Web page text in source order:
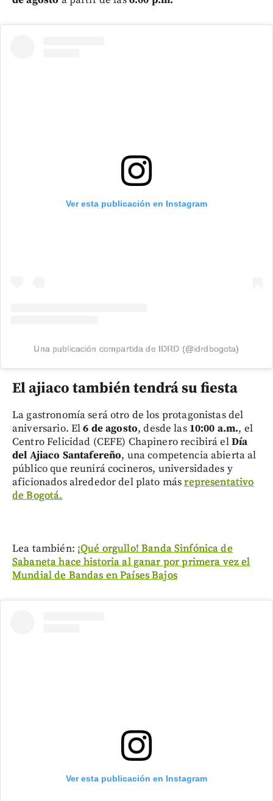
Ver esta publicación en Instagram
Una publicación compartida de IDRD (@idrdbogota)
El ajiaco también tendrá su fiesta
La gastronomía será otro de los protagonistas del
aniversario. El6 de agosto, desde las 10:00 a.m., el
Centro Felicidad (CEFE) Chapinero recibirá elDía
del Ajiaco Santafereño, una competencia abierta al
público que reunirá cocineros, universidades y
aficionados alrededor del plato másrepresentativo
de Bogotá.
Lea también: ¡Qué orgullo! Banda Sinfónica de
Sabaneta hace historia al ganar por primera vez el
Mundial de Bandas en Países Bajos
Ver esta publicación en Instagram